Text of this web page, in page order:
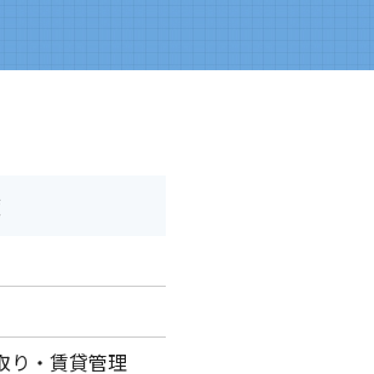
り・賃貸管理